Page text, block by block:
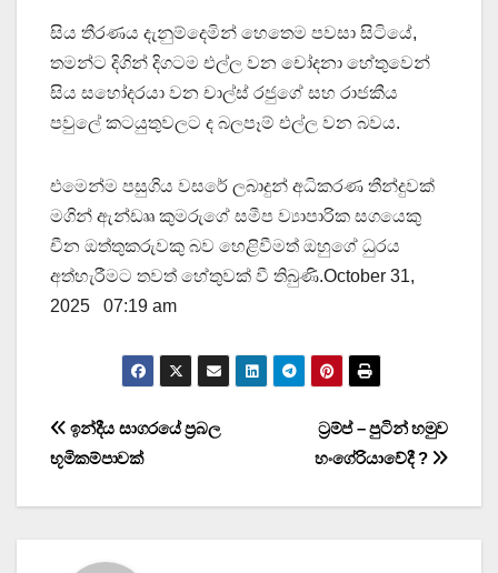
සිය තීරණය දැනුම්දෙමින් හෙතෙම පවසා සිටියේ,
තමන්ට දිගින් දිගටම එල්ල වන චෝදනා හේතුවෙන්
සිය සහෝදරයා වන චාල්ස් රජුගේ සහ රාජකීය
පවුලේ කටයුතුවලට ද බලපෑම් එල්ල වන බවය.
එමෙන්ම පසුගිය වසරේ ලබාදුන් අධිකරණ තීන්දුවක්
මගින් ඇන්ඩෘෘ කුමරුගේ සමීප ව්‍යාපාරික සගයෙකු
චීන ඔත්තුකරුවකු බව හෙළිවීමත් ඔහුගේ ධුරය
අත්හැරීමට තවත් හේතුවක් වී තිබුණි.October 31,
2025 07:19 am
Post
navigation
ට්‍රම්ප් – පුටින් හමුව
හංගේරියාවේදී ?
ඉන්දීය සාගරයේ ප්‍රබල
භූමිකම්පාවක්